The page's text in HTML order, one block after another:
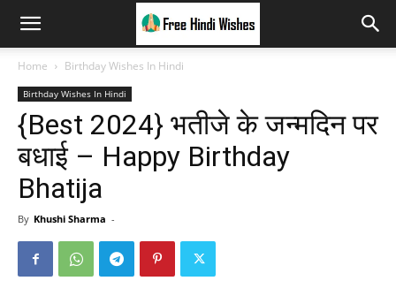
Home Birthday Wishes In Hindi
Birthday Wishes In Hindi
{Best 2024} भतीजे के जन्मदिन पर
बधाई – Happy Birthday
Bhatija
By Khushi Sharma -